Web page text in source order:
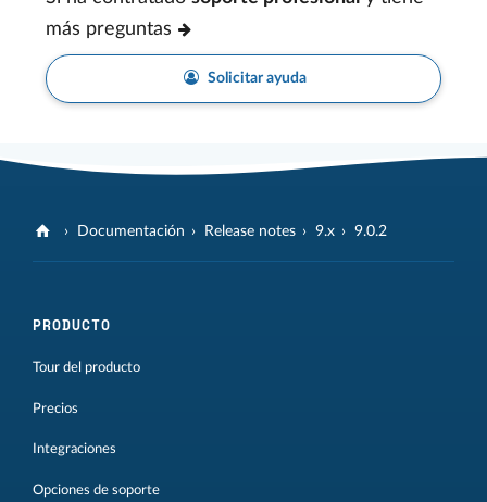
más preguntas
Solicitar ayuda
Documentación Release notes 9.x 9.0.2
PRODUCTO
Tour del producto
Precios
Integraciones
Opciones de soporte